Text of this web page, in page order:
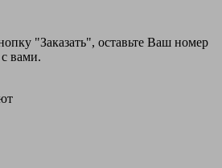
"Заказать", оставьте Ваш номер
вами.